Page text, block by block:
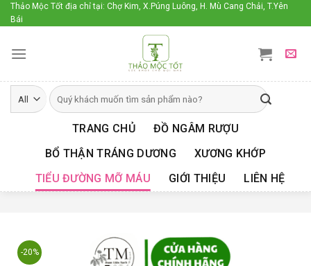
Skip
to
Thảo Mộc Tốt địa chỉ tại: Chợ Kim, X.Púng Luông, H. Mù Cang Chải, T.Yên
Bái
TRANG CHỦ
ĐỒ NGÂM RƯỢU
BỔ THẬN TRÁNG DƯƠNG
XƯƠNG KHỚP
TIỂU ĐƯỜNG MỠ MÁU
GIỚI THIỆU LIÊN HỆ
-20%